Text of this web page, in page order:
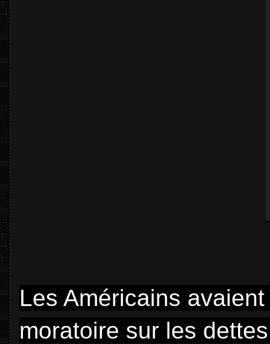
Les Américains
moratoire sur les